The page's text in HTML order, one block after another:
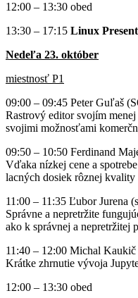
12:00 – 13:30 obed
13:30 – 17:15 Linux
Nedeľa 23. október
miestnosť P1
09:00 – 09:45 Peter Guľaš
Rastrový editor svojím
svojimi možnosťami
09:50 – 10:50 Ferdinand
Vďaka nízkej cene a
lacných dosiek rôznej
11:00 – 11:35 Ľubor Jurena
Správne a nepretržite
ako k správnej a nepretržitej
11:40 – 12:00 Michal
Krátke zhrnutie vývoja
12:00 – 13:30 obed